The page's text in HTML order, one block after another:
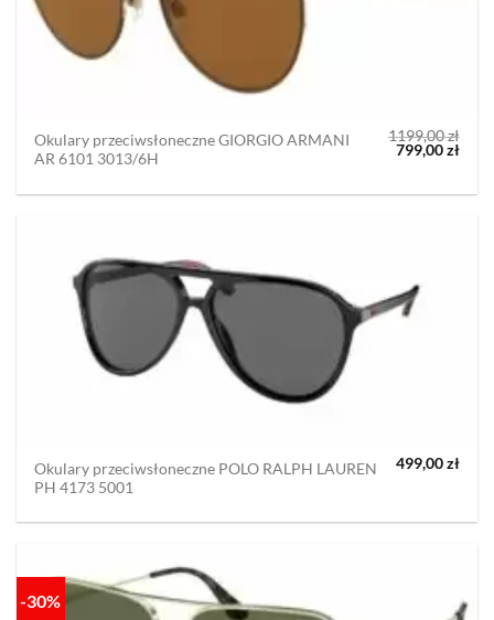
Okulary przeciwsłoneczne GIORGIO ARMANI
AR 6101 3013/6H
1199,00zł
Pierwotna
cena
1199,00 zł.
799,00zł
Okulary przeciwsłoneczne POLO RALPH LAUREN
PH 4173 5001
499,00zł
-30%